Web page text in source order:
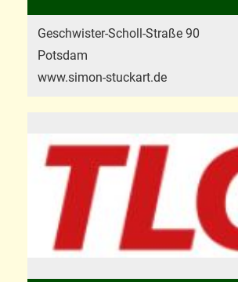
Geschwister-Scholl-Straße 90
Potsdam
www.simon-stuckart.de